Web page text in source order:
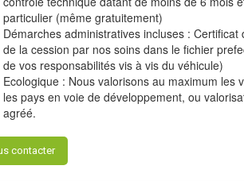
particulier (même gratuitement)
Démarches administratives incluses :
de la cession par nos soins dans le fichier
de vos responsabilités vis à vis du véhicule)
Ecologique : Nous valorisons au maximum
les pays en voie de développement, ou
agréé.
contacter